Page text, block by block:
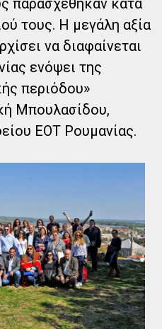
τους. Η μεγάλη αξία
να διαφαίνεται
ενόψει της
περιόδου»
Μπουλασίδου,
ΕΟΤ Ρουμανίας.